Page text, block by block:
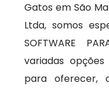
Gatos em São
Ltda, somos
SOFTWARE
variadas
para oferecer,